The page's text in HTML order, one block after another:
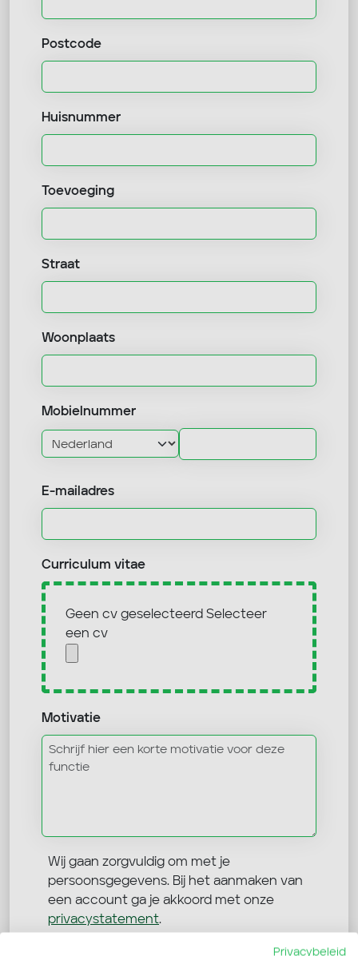
Postcode
Huisnummer
Toevoeging
Straat
Woonplaats
Mobielnummer
E-mailadres
Curriculum vitae
Geen cv geselecteerd Selecteer
een cv
Motivatie
Wij gaan zorgvuldig om met je
persoonsgegevens. Bij het aanmaken van
een account ga je akkoord met onze
privacystatement.
Privacybeleid